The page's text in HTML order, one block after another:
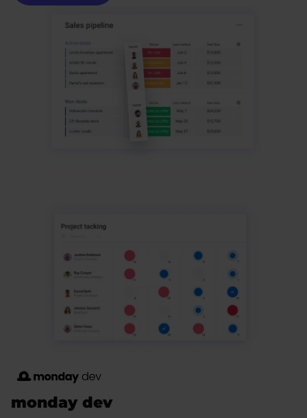
monday dev